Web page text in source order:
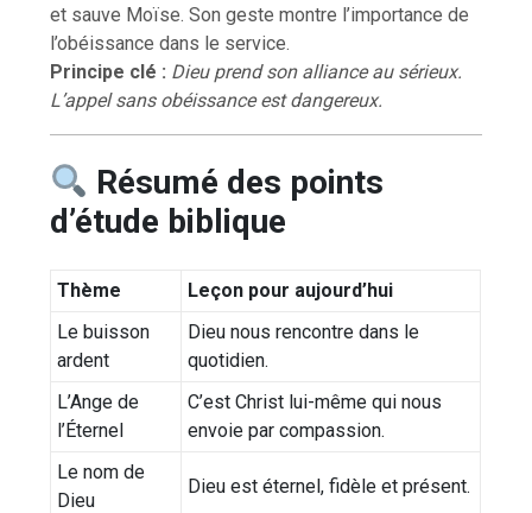
et sauve Moïse. Son geste montre l’importance de
l’obéissance dans le service.
Principe clé : Dieu prend son alliance au sérieux.
L’appel sans obéissance est dangereux.
Résumé des points
d’étude biblique
Thème
Leçon pour aujourd’hui
Le buisson
ardent
Dieu nous rencontre dans le
quotidien.
L’Ange de
l’Éternel
C’est Christ lui-même qui nous
envoie par compassion.
Le nom de
Dieu
Dieu est éternel, fidèle et présent.